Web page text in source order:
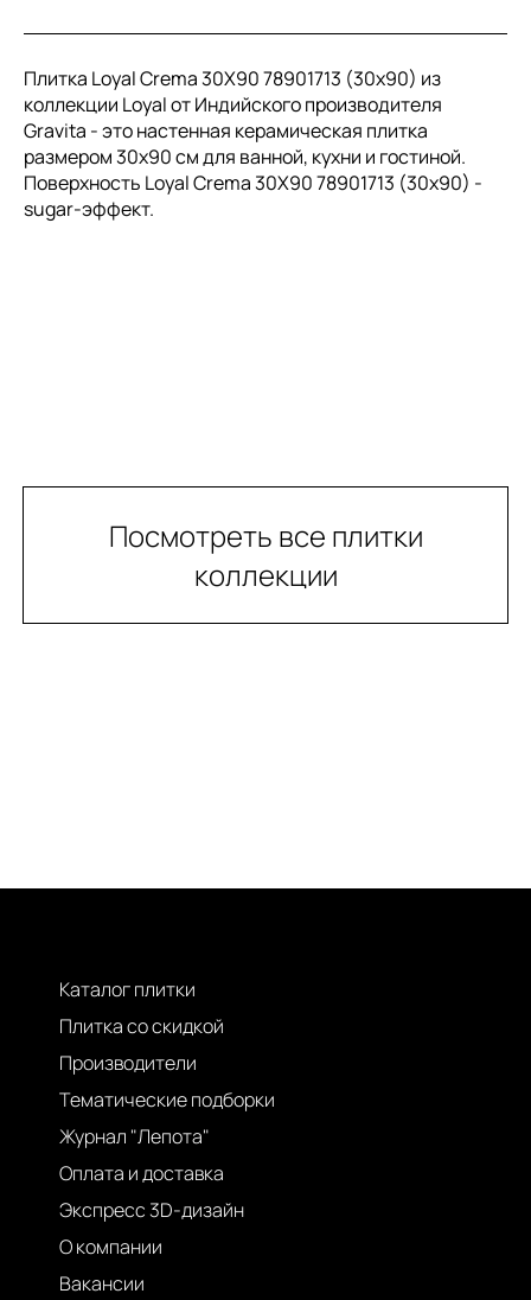
Плитка Loyal Crema 30X90 78901713 (30x90) из
коллекции Loyal от Индийского производителя
Gravita - это настенная керамическая плитка
размером 30x90 см для ванной, кухни и гостиной.
Поверхность Loyal Crema 30X90 78901713 (30x90) -
sugar-эффект.
Посмотреть все плитки
коллекции
Каталог плитки
Плитка со скидкой
Производители
Тематические подборки
Журнал "Лепота"
Оплата и доставка
Экспресс 3D-дизайн
О компании
Вакансии